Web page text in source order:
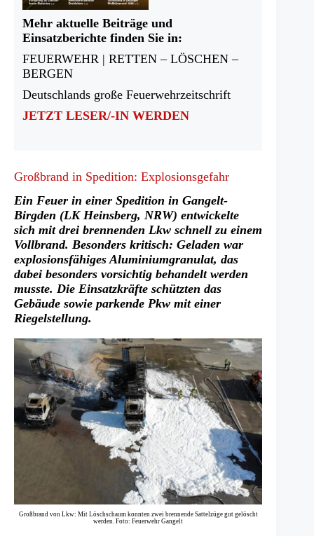
Mehr aktuelle Beiträge und
Einsatzberichte finden Sie in:
FEUERWEHR | RETTEN – LÖSCHEN –
BERGEN
Deutschlands große Feuerwehrzeitschrift
JETZT LESER/-IN WERDEN
Großbrand in Spedition: Explosionsgefahr
Ein Feuer in einer Spedition in Gangelt-
Birgden (LK Heinsberg, NRW) entwickelte
sich mit drei brennenden Lkw schnell zu einem
Vollbrand. Besonders kritisch: Geladen war
explosionsfähigesAluminiumgranulat, das
dabei besonders vorsichtig behandelt werden
musste. Die Einsatzkräfte schützten das
Gebäude sowie parkende Pkw mit einer
Riegelstellung.
Großbrand von Lkw: Mit Löschschaum konnten zwei brennende Sattelzüge gut gelöscht
werden. Foto: Feuerwehr Gangelt